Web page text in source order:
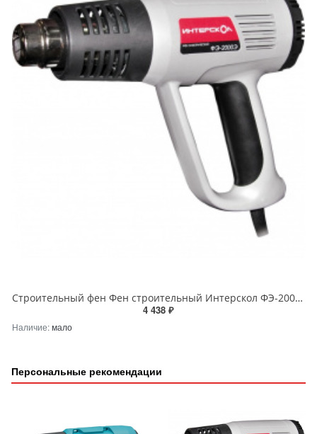
Строительный фен Фен строительный Интерскол ФЭ-2000Э Интерскол 192.0.1.00
4 438 ₽
Наличие:мало
Персональные рекомендации